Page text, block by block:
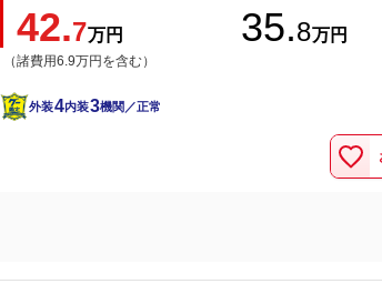
42.7万円
（諸費用6.9万円を含む）
35.8万円
外装4内装3機関／正常